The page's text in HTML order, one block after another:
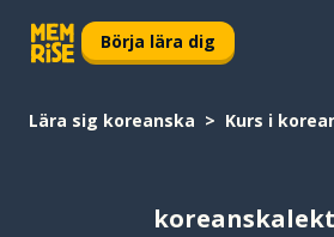
Börja lära dig
Lära sig koreanska Kurs i